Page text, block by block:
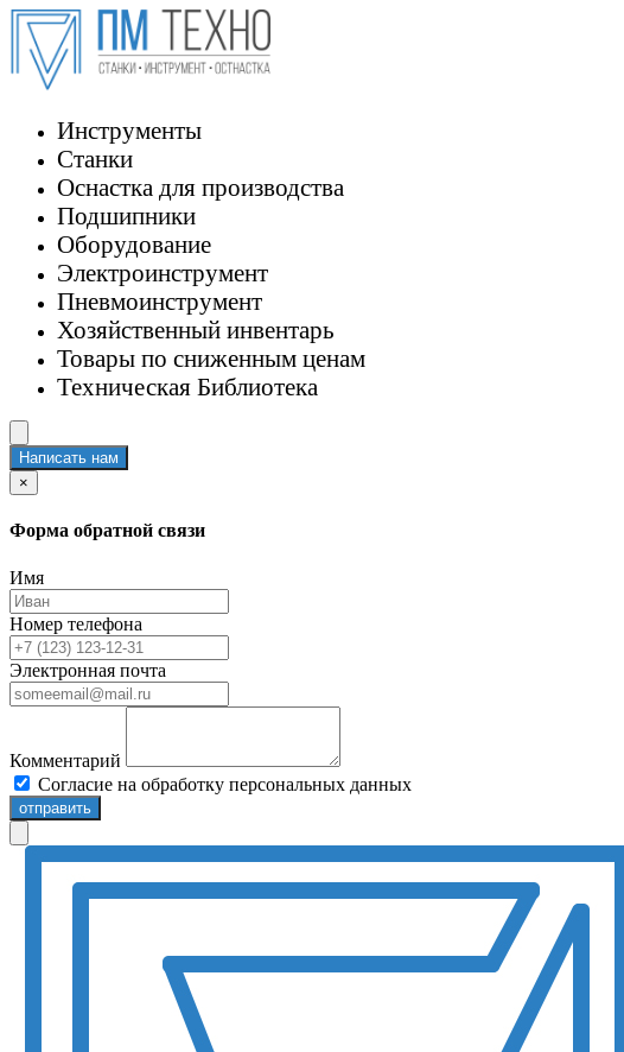
Инструменты
Станки
Оснастка для производства
Подшипники
Оборудование
Электроинструмент
Пневмоинструмент
Хозяйственный инвентарь
Товары по сниженным ценам
Техническая Библиотека
Написать нам
×
Форма обратной связи
Имя
Номер телефона
Электронная почта
Комментарий
Согласие на обработку персональных данных
отправить